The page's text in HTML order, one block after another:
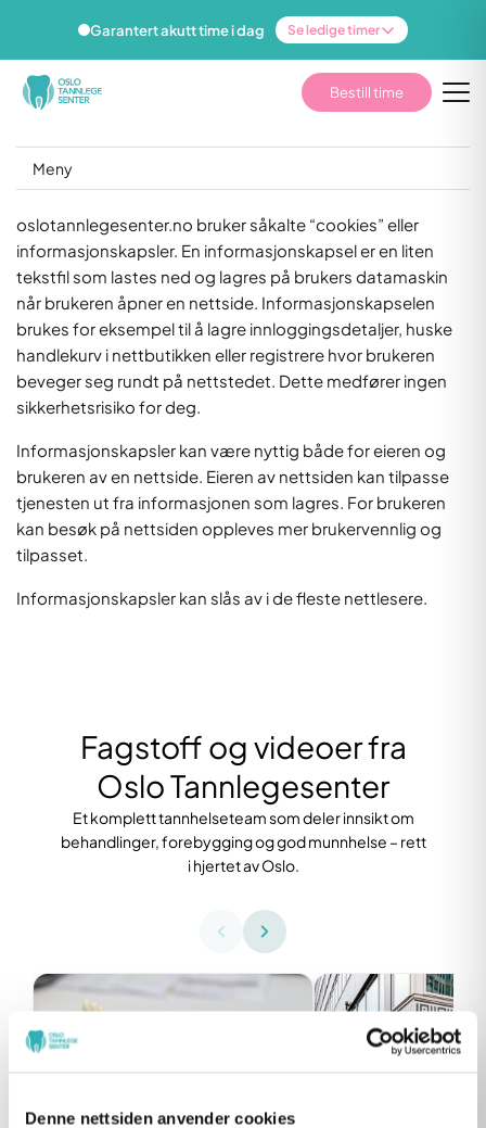
Denne nettsiden anvender cookies
Garantert akutt time i dag Se ledige timer
Bestill time
Meny
oslotannlegesenter.no bruker såkalte “cookies” eller
informasjonskapsler. En informasjonskapsel er en liten
tekstfil som lastes ned og lagres på brukers datamaskin
når brukeren åpner en nettside. Informasjonskapselen
brukes for eksempel til å lagre innloggingsdetaljer, huske
handlekurv i nettbutikken eller registrere hvor brukeren
beveger seg rundt på nettstedet. Dette medfører ingen
sikkerhetsrisiko for deg.
Informasjonskapsler kan være nyttig både for eieren og
brukeren av en nettside. Eieren av nettsiden kan tilpasse
tjenesten ut fra informasjonen som lagres. For brukeren
kan besøk på nettsiden oppleves mer brukervennlig og
tilpasset.
Informasjonskapsler kan slås av i de fleste nettlesere.
Fagstoff og videoer fra
Oslo Tannlegesenter
Et komplett tannhelseteam som deler innsikt om
behandlinger, forebygging og god munnhelse – rett
i hjertet av Oslo.